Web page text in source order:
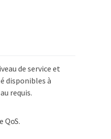
de service et
disponibles à
requis.
QoS.